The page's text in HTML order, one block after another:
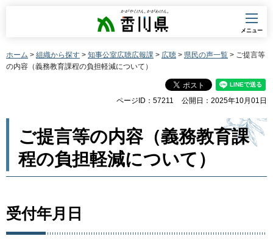
香川県
メニュー
ホーム > 組織から探す > 知事公室広聴広報課 > 広聴 > 県民の声一覧 > ご提言等
の内容（義務教育課程の負担軽減について）
ページID：57211 公開日：2025年10月01日
ご提言等の内容（義務教育課
程の負担軽減について）
受付年月日